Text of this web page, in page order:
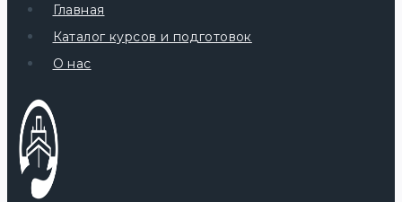
Главная
Каталог курсов и подготовок
О нас